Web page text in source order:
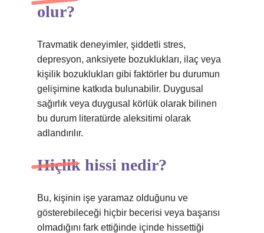
olur?
Travmatik deneyimler, şiddetli stres,
depresyon, anksiyete bozuklukları, ilaç veya
kişilik bozuklukları gibi faktörler bu durumun
gelişimine katkıda bulunabilir. Duygusal
sağırlık veya duygusal körlük olarak bilinen
bu durum literatürde aleksitimi olarak
adlandırılır.
Hiçlik hissi nedir?
Bu, kişinin işe yaramaz olduğunu ve
gösterebileceği hiçbir becerisi veya başarısı
olmadığını fark ettiğinde içinde hissettiği